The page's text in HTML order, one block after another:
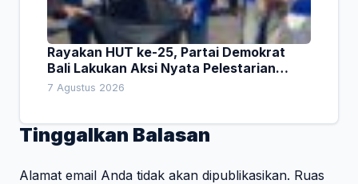
Rayakan HUT ke-25, Partai Demokrat
Bali Lakukan Aksi Nyata Pelestarian
Lingkungan
7 Agustus 2026
Tinggalkan Balasan
Alamat email Anda tidak akan dipublikasikan. Ruas